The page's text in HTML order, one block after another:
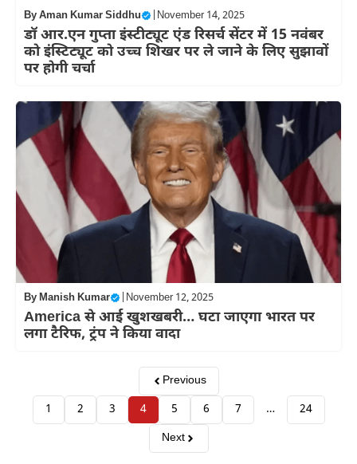
ByAman Kumar Siddhu November 14, 2025
डॉ आर.एन गुप्ता इंस्टीट्यूट एंड रिसर्च सेंटर में 15 नवंबर
को इंस्टिट्यूट को उच्च शिखर पर ले जाने के लिए सुझावों
पर होगी चर्चा
ByManish Kumar November 12, 2025
America से आई खुशखबरी… घटा जाएगा भारत पर
लगा टैरिफ, ट्रंप ने किया वादा
Previous
1
2 3 4 5 6 7 …
24
Next